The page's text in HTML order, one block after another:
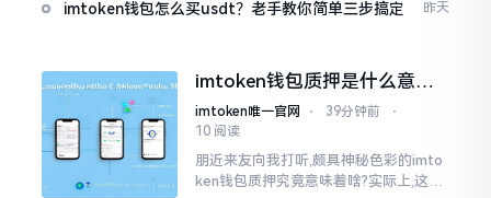
imtoken钱包怎么买usdt？老手教你简单三步搞定 昨天
imtoken钱包质押是什么意
思？一文讲透
imtoken唯一官网 ⋅ 39分钟前
⋅
10 阅读
朋近来友向我打听,颇具神秘色彩的imto
ken钱包质押究竟意味着啥?实际上,这一